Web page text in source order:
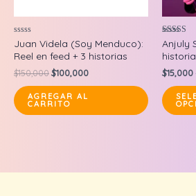
Valorado
en
0
5
Juan Videla (Soy Menduco):
Reel en feed + 3 historias
$150,000Original
was:
$150,000.
$100,000Current
AGREGAR AL
CARRITO
Valorado
5.00
de 5
Anjuly
$15,000